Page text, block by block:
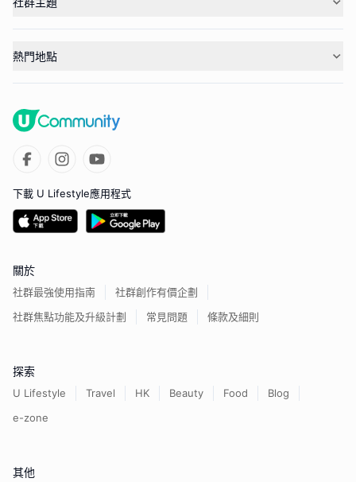
熱門地點
下載 U Lifestyle應用程式
關於
社群最強使用指南
社群創作有價企劃
社群焦點功能及升級計劃
常見問題 條款及細則
探索
U Lifestyle Travel HK Beauty Food
Blog
e-zone
其他